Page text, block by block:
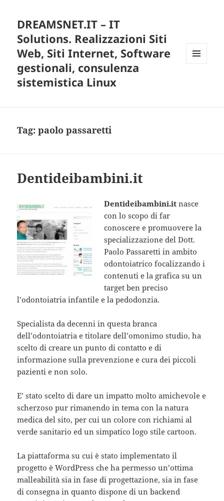
DREAMSNET.IT – IT
Solutions. Realizzazioni Siti
Web, Siti Internet, Software
gestionali, consulenza
sistemistica Linux
Tag:paolo passaretti
Dentideibambini.it
Dentideibambini.it nasce
con lo scopo di far
conoscere e promuovere la
specializzazione del Dott.
Paolo Passaretti in ambito
odontoiatrico focalizzando i
contenuti e la grafica su un
target ben preciso
l’odontoiatria infantile e la pedodonzia.
Specialista da decenni in questa branca
dell’odontoiatria e titolare dell’omonimo studio, ha
scelto di creare un punto di contatto e di
informazione sulla prevenzione e cura dei piccoli
pazienti e non solo.
E’ stato scelto di dare un impatto molto amichevole e
scherzoso pur rimanendo in tema con la natura
medica del sito, per cui un colore con richiami al
verde sanitario ed un simpatico logo stile cartoon.
La piattaforma su cui è stato implementato il
progetto è WordPress che ha permesso un’ottima
malleabilità sia in fase di progettazione, sia in fase
di consegna in quanto dispone di un backend